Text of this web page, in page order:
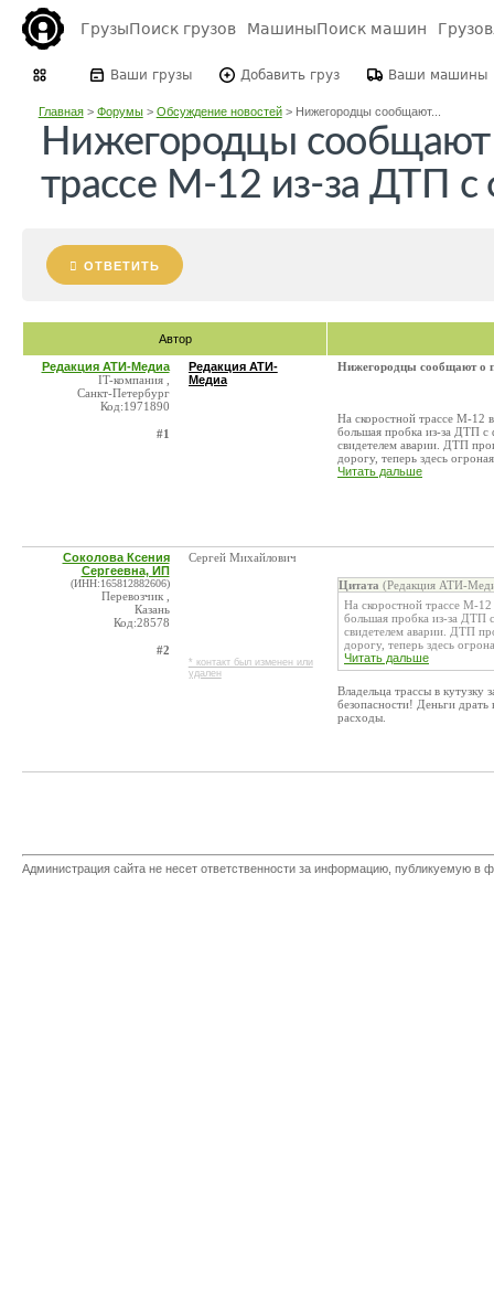
ГрузыПоиск грузов МашиныПоиск машин
Ваши грузы Добавить груз Ваши машины
Главная> Форумы> Обсуждение новостей> Нижегородцы сообщают...
Нижегородцы сообщают
трассе М-12 из-за ДТП с
ОТВЕТИТЬ
Автор
Редакция АТИ-Медиа
IT-компания ,
Санкт-Петербург
Код:1971890
#1
Редакция АТИ-
Медиа
Нижегородцы сообщают о
На скоростной трассе М-12
большая пробка из-за ДТП с
свидетелем аварии. ДТП
дорогу, теперь здесь
Читать дальше
Соколова Ксения
Сергеевна, ИП
(ИНН:165812882606)
Перевозчик ,
Казань
Код:28578
#2
Сергей Михайлович
* контакт был изменен или
удален
Цитата (Редакция АТИ-
На скоростной трассе М-
большая пробка из-за ДТП
свидетелем аварии. ДТП
дорогу, теперь здесь
Читать дальше
Владельца трассы в кутузку
безопасности! Деньги
расходы.
Администрация сайта не несет ответственности за информацию, публикуемую